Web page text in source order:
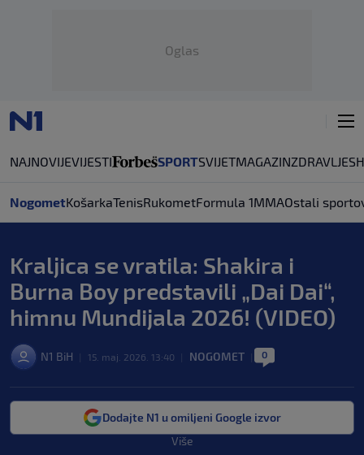
Oglas
NAJNOVIJEVIJESTI SPORTSVIJETMAGAZINZDRAVLJE
NogometKošarkaTenisRukometFormula 1MMAOstali
Kraljica se vratila: Shakira i
Burna Boy predstavili „Dai Dai“,
himnu Mundijala 2026! (VIDEO)
N1 BiH 15. maj. 2026. 13:40 NOGOMET 0
Dodajte N1 u omiljeni Google izvor
Više